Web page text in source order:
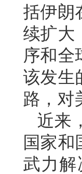
括伊朗
续扩大
序和全
该发生
路，对
近来
国家
武力